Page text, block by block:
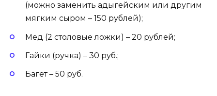
(можно заменить адыгейским или другим
мягким сыром – 150 рублей);
Мед (2 столовые ложки) – 20 рублей;
Гайки (ручка) – 30 руб.;
Багет – 50 руб.